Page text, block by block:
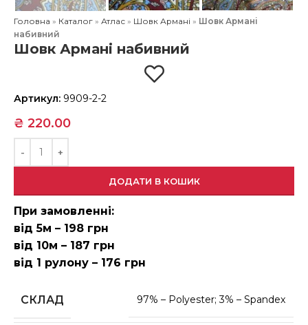
Головна » Каталог »Атлас » Шовк Армані » Шовк Армані
набивний
Шовк Армані набивний
Артикул: 9909-2-2
₴ 220.00
ДОДАТИ В КОШИК
При замовленні:
від 5м – 198 грн
від 10м – 187 грн
від 1 рулону – 176 грн
СКЛАД 97% – Polyester; 3% – Spandex